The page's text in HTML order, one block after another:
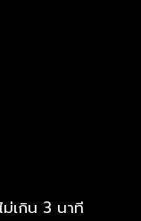
ม่เกิน 3 นาที